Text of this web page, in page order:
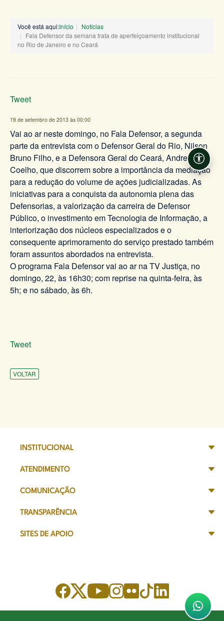
Você está aqui:Início
Notícias
Fala Defensor da semana trata de aperfeiçoamento institucional
no Rio de Janeiro e no Ceará
Tweet
19 de setembro de 2013 às 00:00
Vai ao ar neste domingo, no Fala Defensor, a segunda
parte da entrevista com o Defensor Geral do Rio, Nilson
Bruno Filho, e a Defensora Geral do Ceará, Andrea
Coelho, que discorrem sobre a importância da mediação
para a redução do volume de ações judicializadas. As
iniciativas para a conquista da autonomia plena das
Defensorias, a valorização da carreira de Defensor
Público, o investimento em Tecnologia de Informação, a
interiorização dos núcleos especializados e o
consequente aprimoramento do serviço prestado também
foram assuntos abordados na entrevista.
O programa Fala Defensor vai ao ar na TV Justiça, no
domingo, 22, às 16h30; com reprise na quinta-feira, às
5h; e no sábado, às 6h.
Tweet
VOLTAR
INSTITUCIONAL
ATENDIMENTO
COMUNICAÇÃO
TRANSPARÊNCIA
SITES DE APOIO